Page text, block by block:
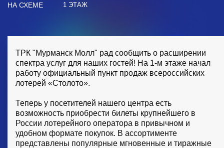
НА СХЕМЕ 1 ЭТАЖ
ТРК "Мурманск Молл" рад сообщить о расширении
спектра услуг для наших гостей! На 1-м этаже начал
работу официальный пункт продаж всероссийских
лотерей «Столото».
Теперь у посетителей нашего центра есть
возможность приобрести билеты крупнейшего в
России лотерейного оператора в привычном и
удобном формате покупок. В ассортименте
представлены популярные мгновенные и тиражные